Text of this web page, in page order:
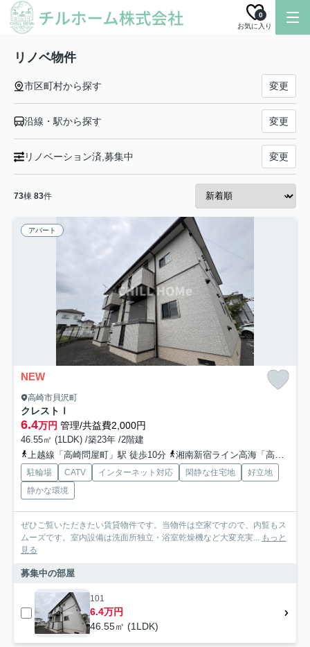
お気に入り
0
リノベ物件
市区町村から探す 変更
沿線・駅から探す 変更
リノベーション済,募集中 変更
73棟 83件
アパート
NEW
高崎市貝沢町
クレストⅠ
6.4万円 管理/共益費2,000円
46.55㎡ (1LDK) /築23年 /2階建
上越線「高崎問屋町」駅 徒歩10分
湘南新宿ライン高海「高崎問屋町」駅 徒歩11分
駐輪場 CATV インターネット対応 閑静な住宅地
好立地
静かな環境
ぜひご覧いただきたい賃貸物件です。当物件は空家ですので、内覧もス
ムーズです。室内設備は洗面所独立・浴室乾燥機など大変充実... もっと
見る
募集中の部屋
101
6.4万円
46.55㎡ (1LDK)